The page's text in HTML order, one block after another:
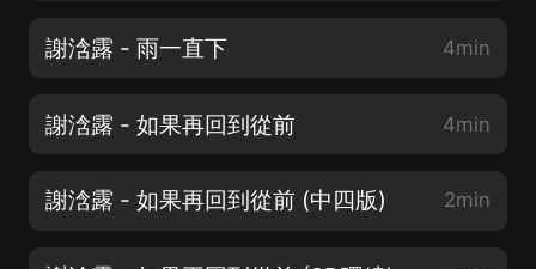
謝浛露 - 雨一直下 4min
謝浛露 - 如果再回到從前 4min
謝浛露 - 如果再回到從前 (中四版) 2min